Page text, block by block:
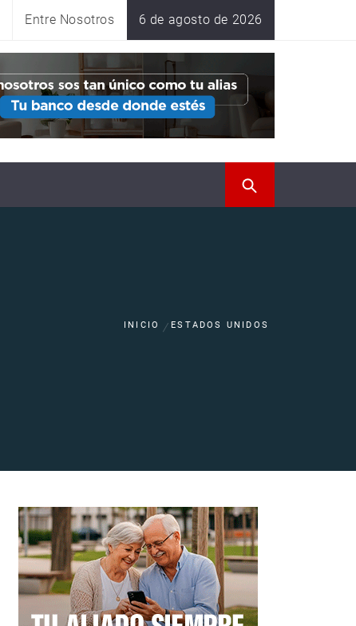
Entre Nosotros 6 de agosto de 2026
INICIO ESTADOS UNIDOS